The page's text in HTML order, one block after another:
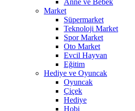
Anne ve Bebek
Market
Süpermarket
Teknoloji Market
Spor Market
Oto Market
Evcil Hayvan
Eğitim
Hediye ve Oyuncak
Oyuncak
Çiçek
Hediye
Hobi